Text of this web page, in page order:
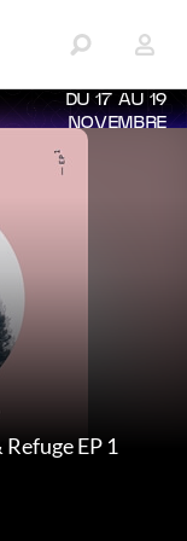
DU 17 AU 19
NOVEMBRE
Refuge EP 1